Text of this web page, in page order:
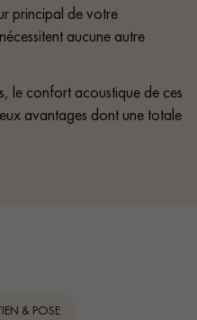
principal de votre
aucune autre
le confort acoustique de ces
avantages dont une totale
& POSE